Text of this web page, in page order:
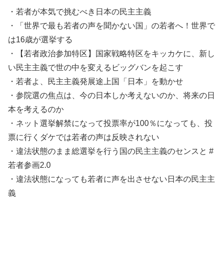
・若者が本気で挑むべき日本の民主主義
・「世界で最も若者の声を聞かない国」の若者へ！世界で
は16歳が選挙する
・【若者政治参加特区】国家戦略特区をキッカケに、新し
い民主主義で世の中を変えるビッグバンを起こす
・若者よ、民主主義発展途上国「日本」を動かせ
・参院選の焦点は、今の日本しか考えないのか、将来の日
本を考えるのか
・ネット選挙解禁になって投票率が100％になっても、投
票に行くダケでは若者の声は反映されない
・違法状態のまま総選挙を行う国の民主主義のセンスと #
若者参画2.0
・違法状態になっても若者に声を出させない日本の民主主
義